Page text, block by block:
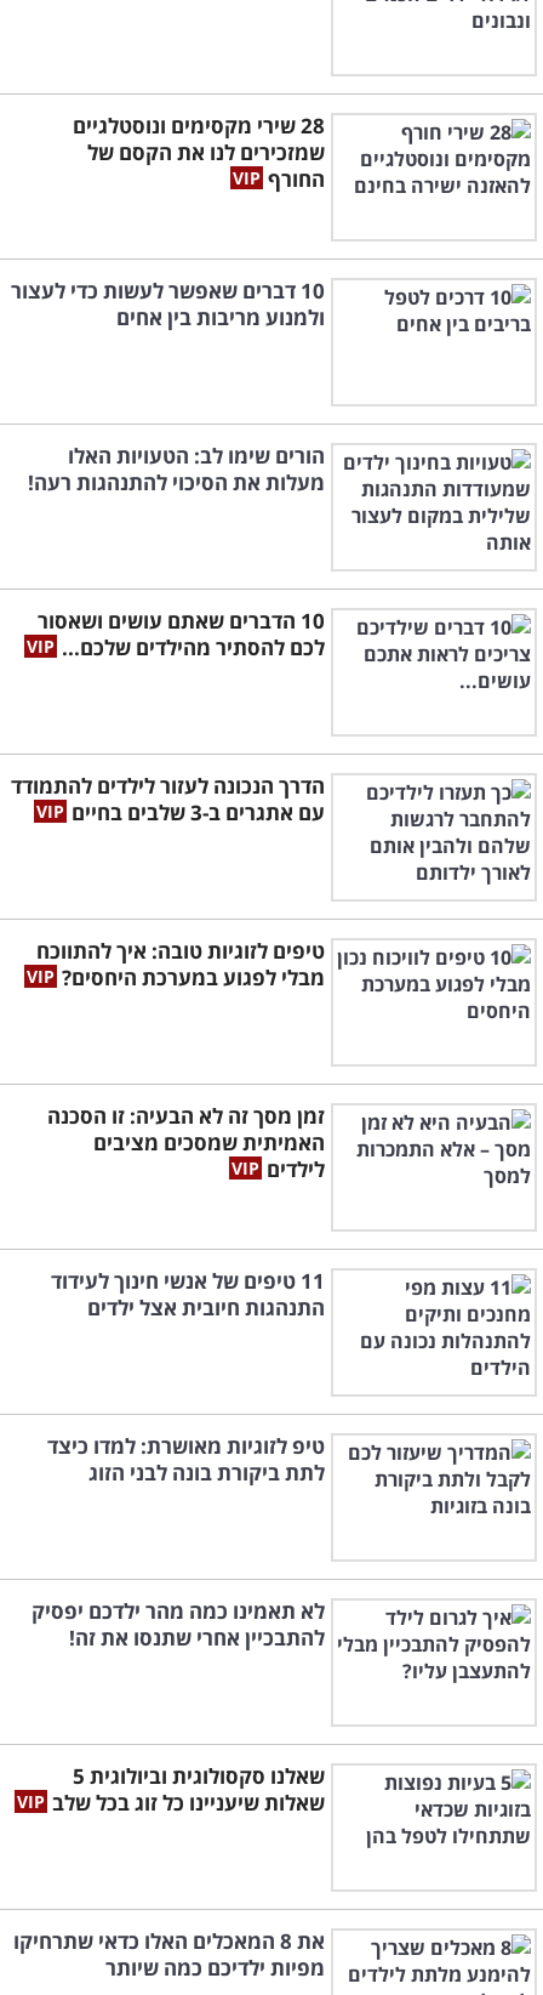
28 שירי מקסימים ונוסטלגיים
שמזכירים לנו את הקסם של
החורף
10 דברים שאפשר לעשות כדי לעצור
ולמנוע מריבות בין אחים
הורים שימו לב: הטעויות האלו
מעלות את הסיכוי להתנהגות רעה!
10 הדברים שאתם עושים ושאסור
לכם להסתיר מהילדים שלכם...
הדרך הנכונה לעזור לילדים להתמודד
עם אתגרים ב-3 שלבים בחיים
טיפים לזוגיות טובה: איך להתווכח
מבלי לפגוע במערכת היחסים?
זמן מסך זה לא הבעיה: זו הסכנה
האמיתית שמסכים מציבים
לילדים
11 טיפים של אנשי חינוך לעידוד
התנהגות חיובית אצל ילדים
טיפ לזוגיות מאושרת: למדו כיצד
לתת ביקורת בונה לבני הזוג
לא תאמינו כמה מהר ילדכם יפסיק
להתבכיין אחרי שתנסו את זה!
שאלנו סקסולוגית וביולוגית 5
שאלות שיעניינו כל זוג בכל שלב
את 8 המאכלים האלו כדאי שתרחיקו
מפיות ילדיכם כמה שיותר